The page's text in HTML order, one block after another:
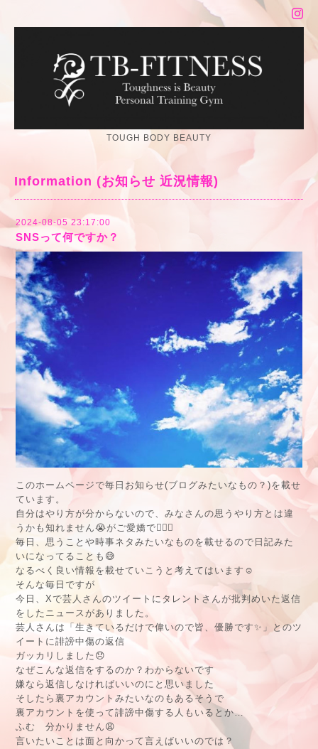
TOUGH BODY BEAUTY
Information (お知らせ 近況情報)
2024-08-05 23:17:00
SNSって何ですか？
このホームページで毎日お知らせ(ブログみたいなもの？)を載せ
ています。
自分はやり方が分からないので、みなさんの思うやり方とは違
うかも知れません😭がご愛嬌で🙇🏻‍♂️
毎日、思うことや時事ネタみたいなものを載せるので日記みた
いになってることも😅
なるべく良い情報を載せていこうと考えてはいます☺️
そんな毎日ですが
今日、Xで芸人さんのツイートにタレントさんが批判めいた返信
をしたニュースがありました。
芸人さんは「生きているだけで偉いので皆、優勝です✨」とのツ
イートに誹謗中傷の返信
ガッカリしました😞
なぜこんな返信をするのか？わからないです
嫌なら返信しなければいいのにと思いました
そしたら裏アカウントみたいなのもあるそうで
裏アカウントを使って誹謗中傷する人もいるとか…
ふむ 分かりません😩
言いたいことは面と向かって言えばいいのでは？